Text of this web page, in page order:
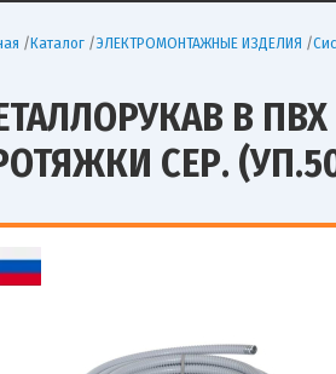
/Каталог /ЭЛЕКТРОМОНТАЖНЫЕ ИЗДЕЛИЯ /
В
СЕР.